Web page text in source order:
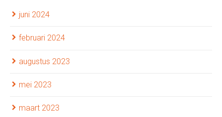
juni 2024
februari 2024
augustus 2023
mei 2023
maart 2023